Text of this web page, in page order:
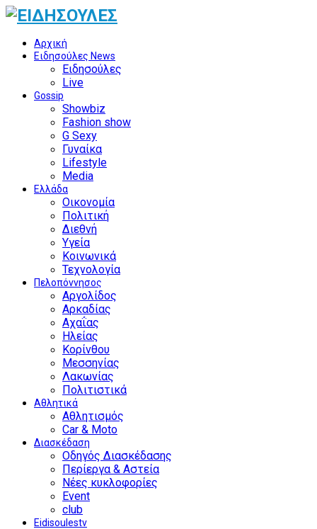
Αρχική
Ειδησούλες News
Ειδησούλες
Live
Gossip
Showbiz
Fashion show
G Sexy
Γυναίκα
Lifestyle
Media
Ελλάδα
Οικονομία
Πολιτική
Διεθνή
Υγεία
Κοινωνικά
Τεχνολογία
Πελοπόννησος
Αργολίδος
Αρκαδίας
Αχαΐας
Ηλείας
Κορίνθου
Μεσσηνίας
Λακωνίας
Πολιτιστικά
Αθλητικά
Αθλητισμός
Car & Moto
Διασκέδαση
Οδηγός Διασκέδασης
Περίεργα & Αστεία
Νέες κυκλοφορίες
Event
club
Eidisoulestv